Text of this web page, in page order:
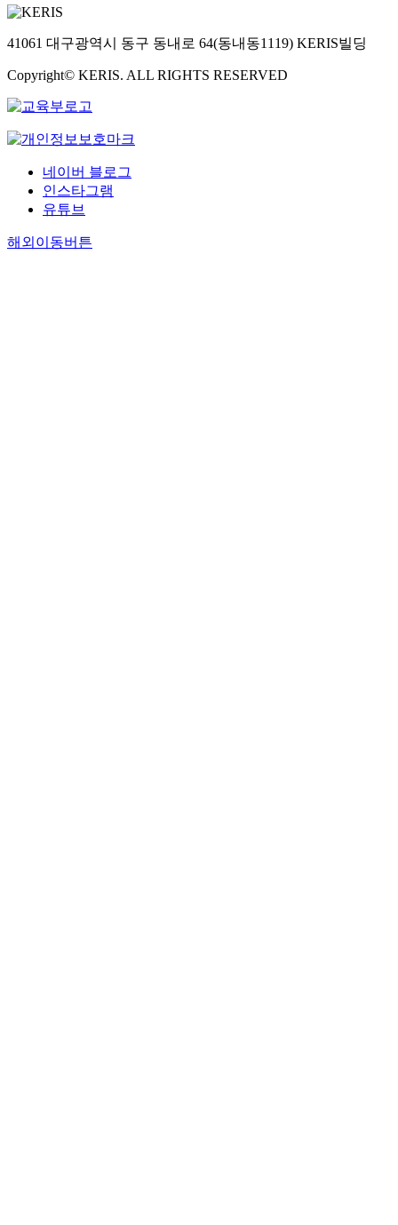
41061 대구광역시 동구 동내로 64(동내동1119) KERIS빌딩
Copyright© KERIS. ALL RIGHTS RESERVED
네이버 블로그
인스타그램
유튜브
해외이동버튼